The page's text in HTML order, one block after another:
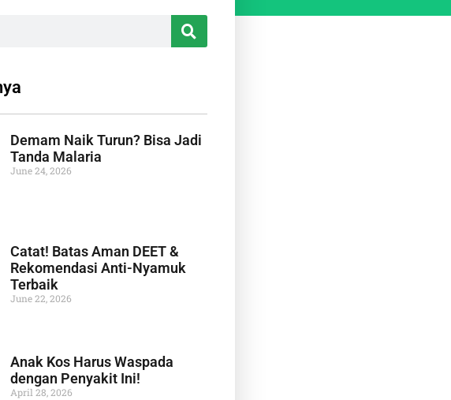
Demam Naik Turun? Bisa Jadi
Tanda Malaria
June 24, 2026
Catat! Batas Aman DEET &
Rekomendasi Anti-Nyamuk
Terbaik
June 22, 2026
Anak Kos Harus Waspada
dengan Penyakit Ini!
April 28, 2026